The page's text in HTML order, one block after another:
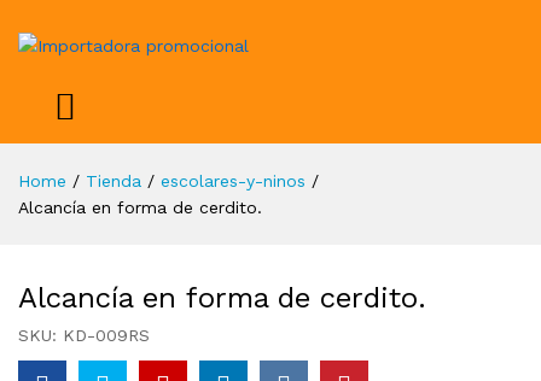
Home / Tienda / escolares-y-ninos /
Alcancía en forma de cerdito.
Alcancía en forma de cerdito.
SKU: KD-009RS